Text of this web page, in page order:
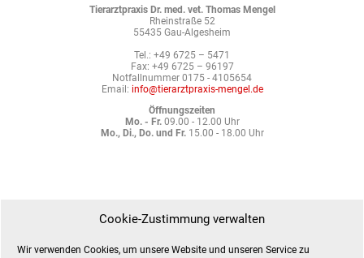
Cookie-Zustimmung verwalten
Wir verwenden Cookies, um unsere Website und unseren Service zu
Tierarztpraxis Dr. med. vet. Thomas Mengel
Rheinstraße 52
55435 Gau-Algesheim
Tel.: +49 6725 – 5471
Fax: +49 6725 – 96197
Notfallnummer 0175 - 4105654
Email: info@tierarztpraxis-mengel.de
Öffnungszeiten
Mo. - Fr.09.00 - 12.00 Uhr
Mo., Di., Do. und Fr.15.00 - 18.00 Uhr